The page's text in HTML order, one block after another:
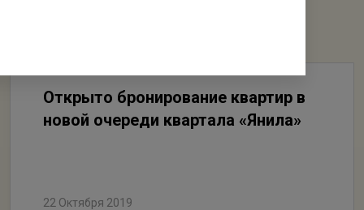
Открыто бронирование квартир в
новой очереди квартала «Янила»
22 Октября 2019